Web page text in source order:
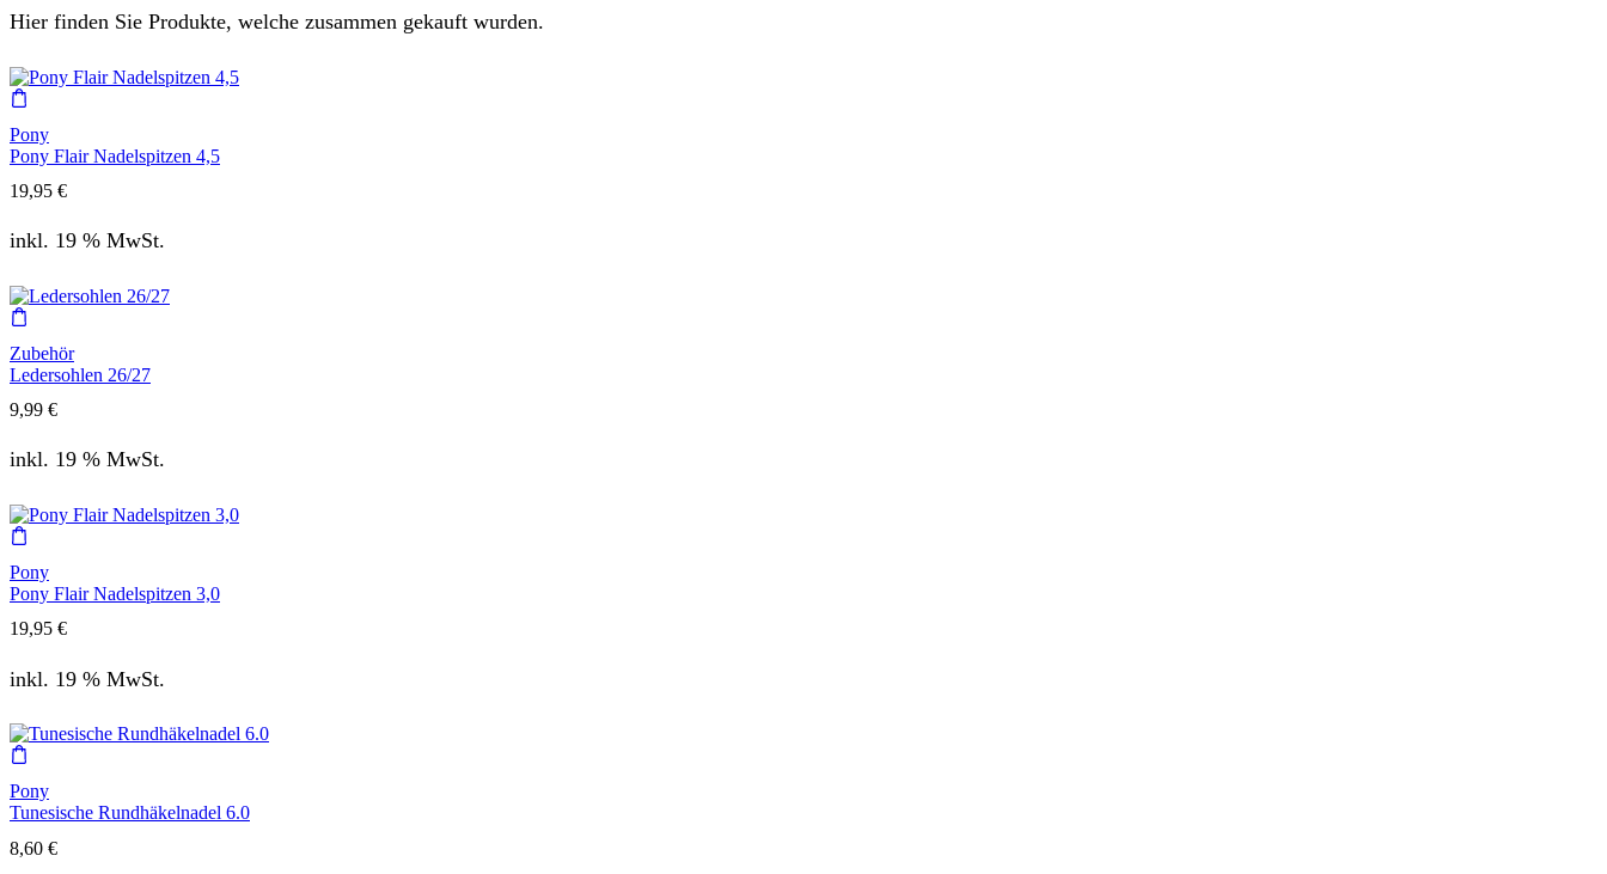
Hier finden Sie Produkte, welche zusammen gekauft wurden.
Pony
Pony Flair Nadelspitzen 4,5
19,95 €
inkl. 19 % MwSt.
Zubehör
Ledersohlen 26/27
9,99 €
inkl. 19 % MwSt.
Pony
Pony Flair Nadelspitzen 3,0
19,95 €
inkl. 19 % MwSt.
Pony
Tunesische Rundhäkelnadel 6.0
8,60 €